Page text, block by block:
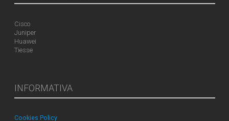
Cisco
Juniper
Huawei
Tiesse
INFORMATIVA
Cookies Policy